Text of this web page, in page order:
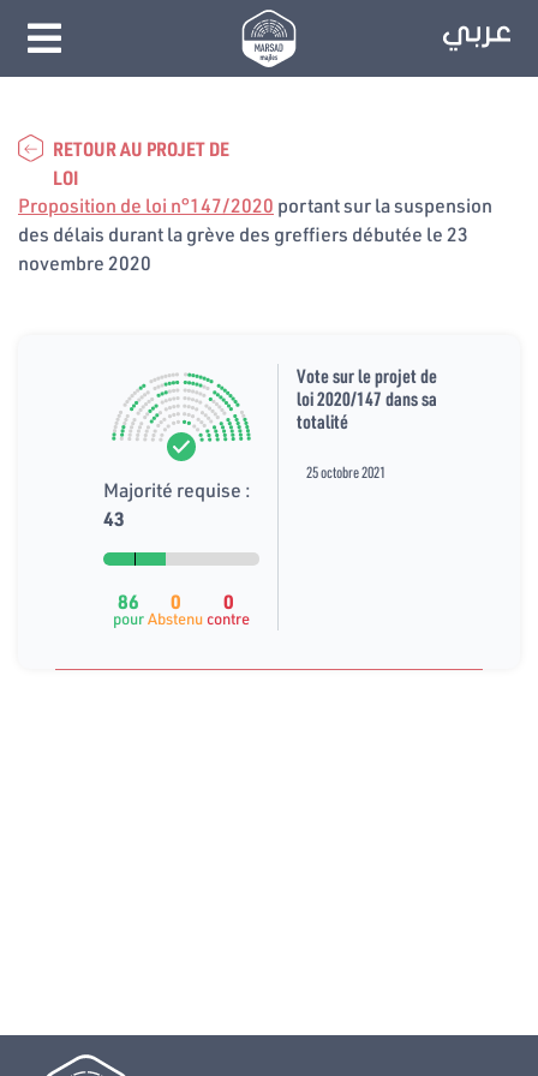
RETOUR AU PROJET DE
LOI
Proposition de loi n°147/2020 portant sur la suspension
des délais durant la grève des greffiers débutée le 23
novembre 2020
Majorité requise :
43
86
pour
0
Abstenu
0
contre
Vote sur le projet de
loi 2020/147 dans sa
totalité
25 octobre 2021